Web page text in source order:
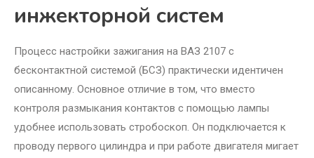
инжекторной систем
Процесс настройки зажигания на ВАЗ 2107 с
бесконтактной системой (БСЗ) практически идентичен
описанному. Основное отличие в том, что вместо
контроля размыкания контактов с помощью лампы
удобнее использовать стробоскоп. Он подключается к
проводу первого цилиндра и при работе двигателя мигает